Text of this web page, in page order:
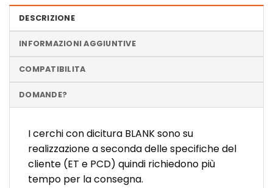
DESCRIZIONE
INFORMAZIONI AGGIUNTIVE
COMPATIBILITA
DOMANDE?
I cerchi con dicitura BLANK sono su
realizzazione a seconda delle specifiche del
cliente (ET e PCD) quindi richiedono più
tempo per la consegna.